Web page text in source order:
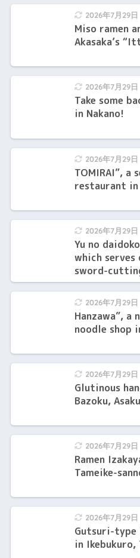
2026年7月29日
Miso ramen
Akasaka’s
2026年7月29日
Take some
in Nakano!
2026年7月29日
TOMIRAI”, a
restaurant in
2026年7月29日
Yu no
which
sword-
2026年7月29日
Hanzawa”, a
noodle shop
2026年7月29日
Glutinous
Bazoku,
2026年7月29日
Ramen
Tameike-
2026年7月29日
Gutsuri-type
in Ikebukuro,